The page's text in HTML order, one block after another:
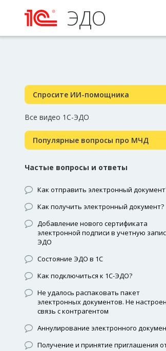
ЭДО
Спросите ИИ-помощника
Все видео 1С-ЭДО
Популярные вопросы про МЧД
Частые вопросы и ответы
Как отправить электронный
Как получить электронный документ?
Добавление нового сертификата
электронной подписи в учетную
ЭДО
Состояние ЭДО в 1С
Как подключиться к 1С-ЭДО?
Не удалось распаковать пакет
электронных документов. Не
связь с контрагентом
Аннулирование электронного
Получение и принятие приглашения